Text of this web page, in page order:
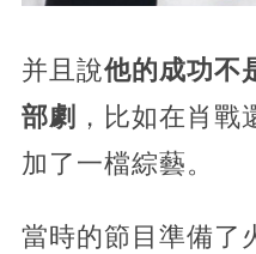
并且說他的成功不
部劇 ，比如在肖
加了一檔綜藝。
當時的節目準備了